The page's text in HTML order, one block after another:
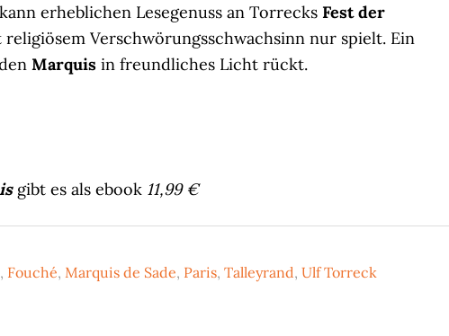
erheblichen Lesegenuss an Torrecks Fest der
Verschwörungsschwachsinn nur spielt. Ein
Marquis in freundliches Licht rückt.
gibt es als ebook 11,99 €
, Fouché, Marquis de Sade, Paris, Talleyrand, Ulf Torreck